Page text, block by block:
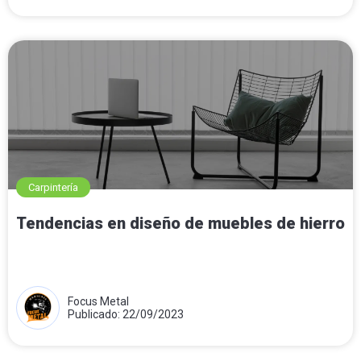
Carpintería
Tendencias en diseño de muebles de hierro
Focus Metal
Publicado: 22/09/2023